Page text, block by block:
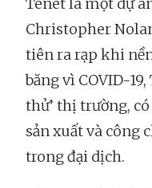
Christopher
tiên ra rạp khi
băng vì COVID-
thử’ thị trường,
sản xuất và công
trong đại dịch.